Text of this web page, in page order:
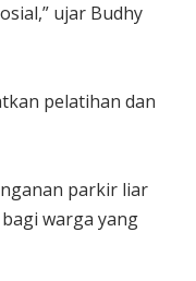
ujar Budhy
pelatihan dan
parkir liar
warga yang